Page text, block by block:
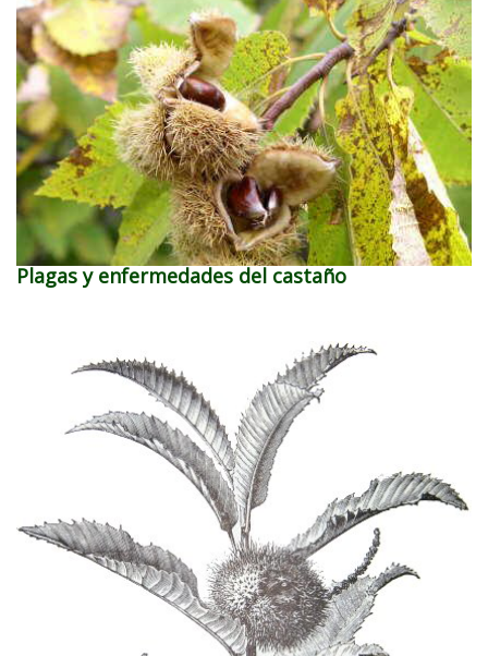
Plagas y enfermedades del castaño